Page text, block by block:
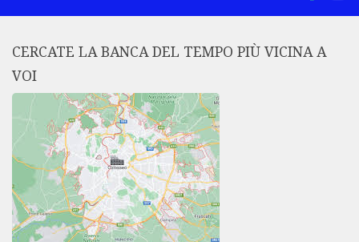
CERCATE LA BANCA DEL TEMPO PIÙ VICINA A
VOI